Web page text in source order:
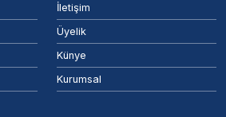
İletişim
Üyelik
Künye
Kurumsal